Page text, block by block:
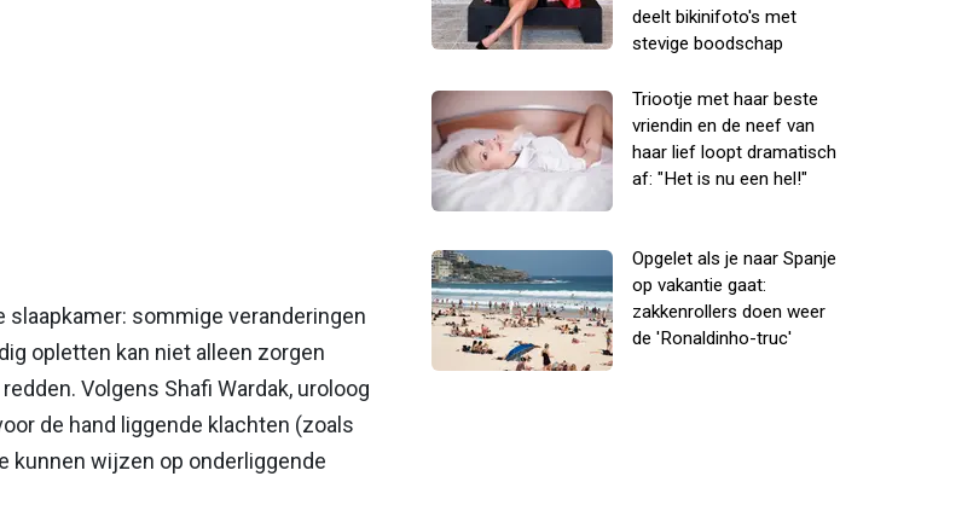
sommige veranderingen
opletten kan niet alleen zorgen
Volgens Shafi Wardak, uroloog
de hand liggende klachten (zoals
kunnen wijzen op onderliggende
deelt bikinifoto's met
stevige boodschap
Triootje met haar beste
vriendin en de neef van
haar lief loopt dramatisch
af: "Het is nu een hel!"
Opgelet als je naar Spanje
op vakantie gaat:
zakkenrollers doen weer
de 'Ronaldinho-truc'